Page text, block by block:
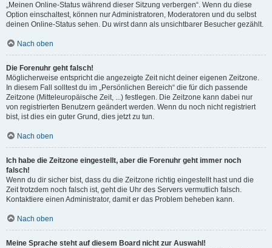
„Meinen Online-Status während dieser Sitzung verbergen“. Wenn du diese
Option einschaltest, können nur Administratoren, Moderatoren und du selbst
deinen Online-Status sehen. Du wirst dann als unsichtbarer Besucher gezählt.
Nach oben
Die Forenuhr geht falsch!
Möglicherweise entspricht die angezeigte Zeit nicht deiner eigenen Zeitzone.
In diesem Fall solltest du im „Persönlichen Bereich“ die für dich passende
Zeitzone (Mitteleuropäische Zeit, ...) festlegen. Die Zeitzone kann dabei nur
von registrierten Benutzern geändert werden. Wenn du noch nicht registriert
bist, ist dies ein guter Grund, dies jetzt zu tun.
Nach oben
Ich habe die Zeitzone eingestellt, aber die Forenuhr geht immer noch
falsch!
Wenn du dir sicher bist, dass du die Zeitzone richtig eingestellt hast und die
Zeit trotzdem noch falsch ist, geht die Uhr des Servers vermutlich falsch.
Kontaktiere einen Administrator, damit er das Problem beheben kann.
Nach oben
Meine Sprache steht auf diesem Board nicht zur Auswahl!